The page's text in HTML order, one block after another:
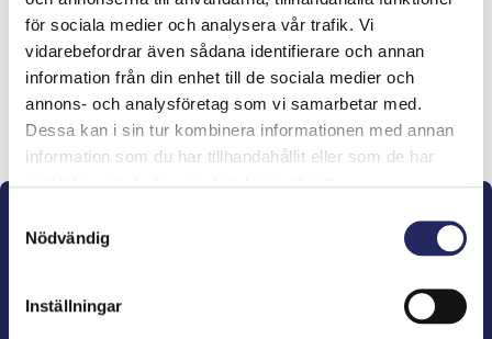
för sociala medier och analysera vår trafik. Vi
vidarebefordrar även sådana identifierare och annan
information från din enhet till de sociala medier och
annons- och analysföretag som vi samarbetar med.
Dessa kan i sin tur kombinera informationen med annan
information som du har tillhandahållit eller som de har
Nödvändig
Inställningar
lahjoitukset
Lahjoita ja liity tähän tiimiin